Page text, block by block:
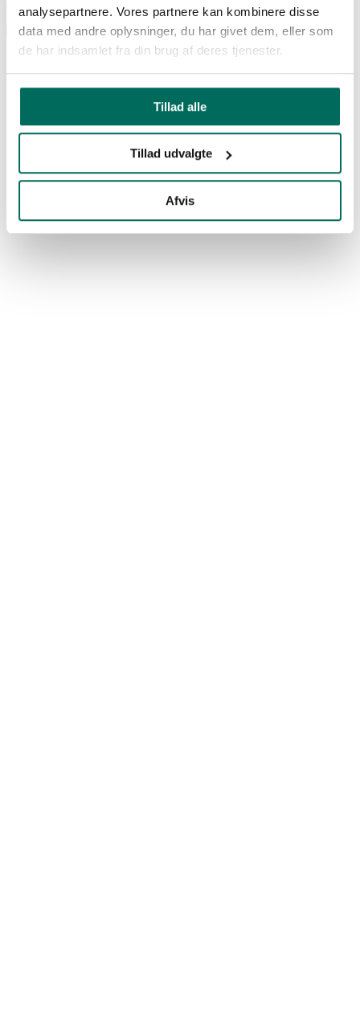
analysepartnere. Vores partnere kan kombinere disse
data med andre oplysninger, du har givet dem, eller som
de har indsamlet fra din brug af deres tjenester.
Tillad alle
Tillad udvalgte
Afvis
Seneste|Sport|Partner Akademi|Ansvarlighed|Fans|Øvrigt|Læs alle